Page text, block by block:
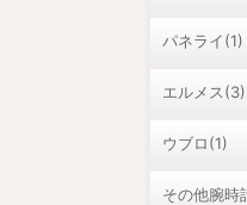
パネライ(1)
エルメス(3)
ウブロ(1)
その他腕時